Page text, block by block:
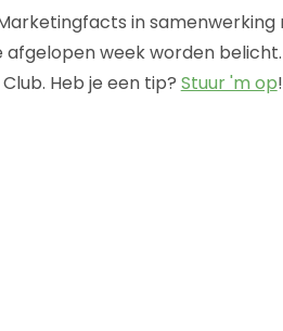
in samenwerking
afgelopen week worden
Heb je een tip? Stuur 'm op!